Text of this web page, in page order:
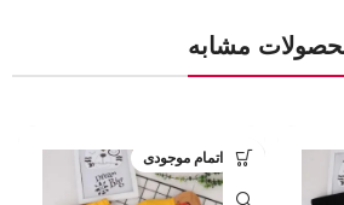
مشابه
اتمام موجودی